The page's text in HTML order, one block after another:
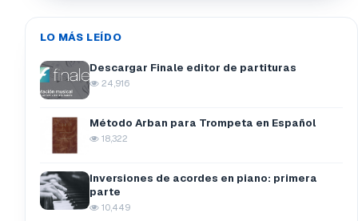
LO MÁS LEÍDO
Descargar Finale editor de partituras
24,916
Método Arban para Trompeta en Español
18,322
Inversiones de acordes en piano: primera
parte
10,449